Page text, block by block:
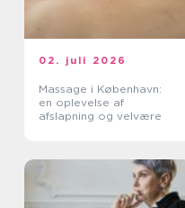
02. juli 2026
Massage i København:
en oplevelse af
afslapning og velvære